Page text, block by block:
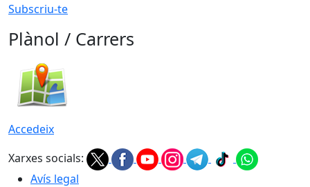
Subscriu-te
Plànol / Carrers
Accedeix
Xarxes socials:
Avís legal